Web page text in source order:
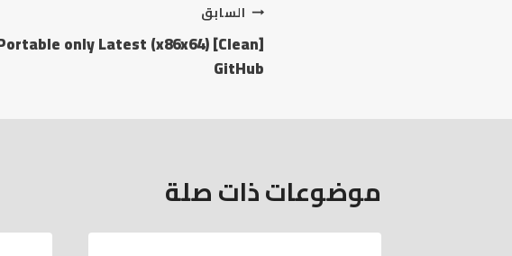
السابق
only Latest (x86x64) [Clean]
GitHub
موضوعات ذات صلة